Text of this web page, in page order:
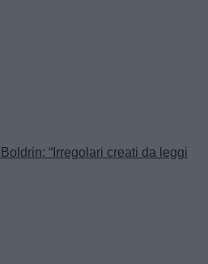
“Irregolari creati da leggi